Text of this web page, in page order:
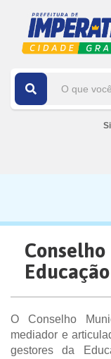
Educação
O Conselho
mediador e
gestores da